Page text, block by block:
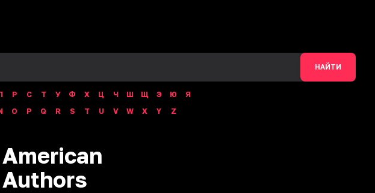
НАЙТИ
Р С Т У Ф Х Ц Ч Ш Щ Э Ю
Я
O P Q R S T U V W X Y Z
American
Authors